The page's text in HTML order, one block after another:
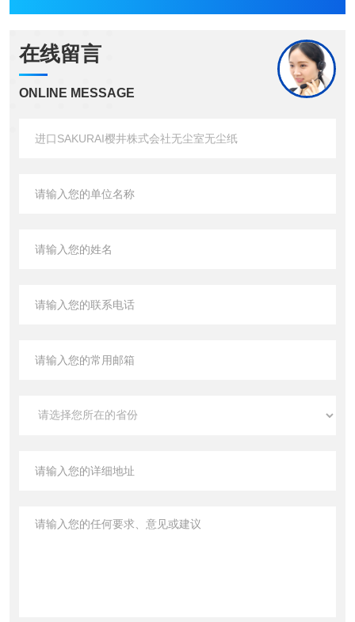
在线留言
ONLINE MESSAGE